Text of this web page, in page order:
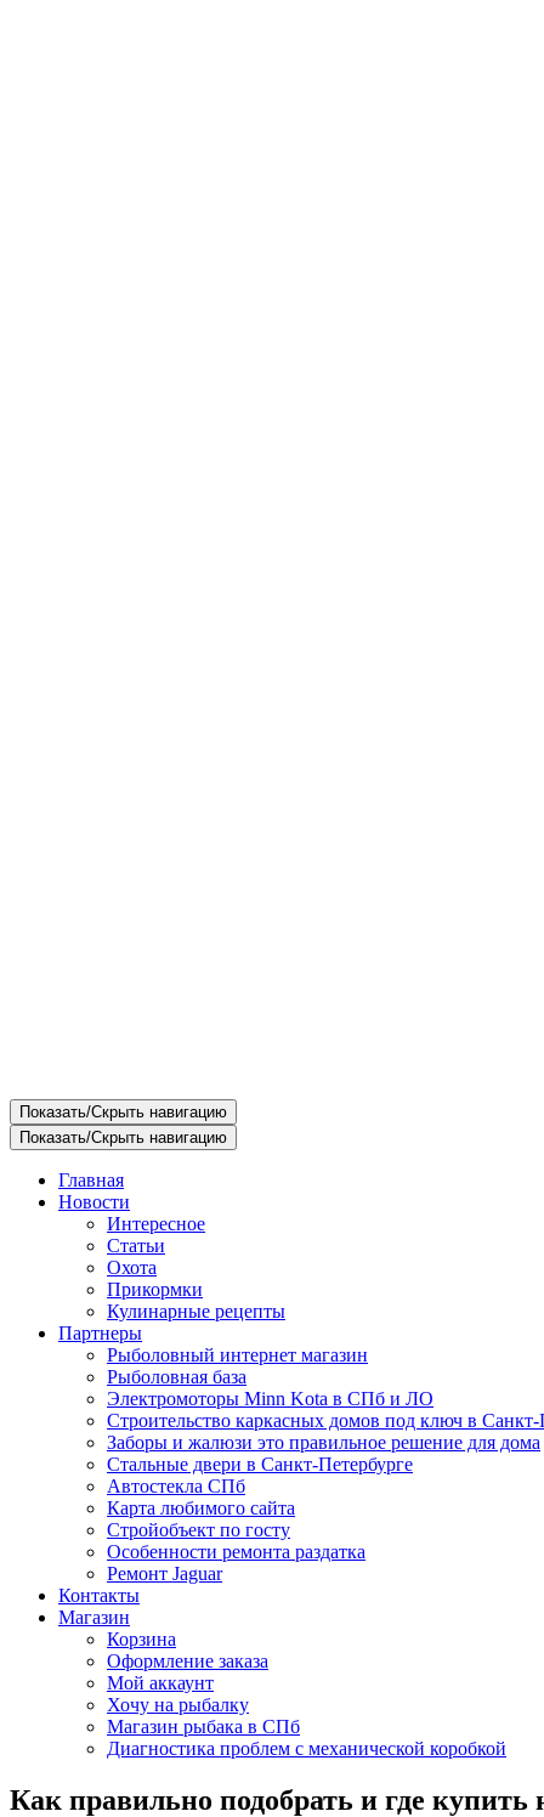
Показать/Скрыть навигацию
Показать/Скрыть навигацию
Главная
Новости
Интересное
Статьи
Охота
Прикормки
Кулинарные рецепты
Партнеры
Рыболовный интернет магазин
Рыболовная база
Электромоторы Minn Kota в СПб и ЛО
Строительство каркасных домов под ключ в Санкт-
Заборы и жалюзи это правильное решение для дома
Стальные двери в Санкт-Петербурге
Автостекла СПб
Карта любимого сайта
Стройобъект по госту
Особенности ремонта раздатка
Ремонт Jaguar
Контакты
Магазин
Корзина
Оформление заказа
Мой аккаунт
Хочу на рыбалку
Магазин рыбака в СПб
Диагностика проблем с механической коробкой
Как правильно подобрать и где